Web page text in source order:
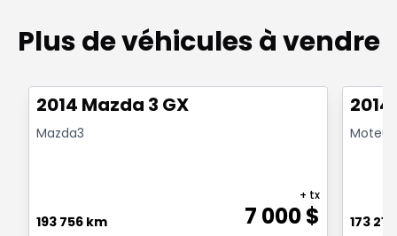
Plus de véhicules à vendre
2014 Mazda 3 GX
Mazda3
193 756 km 7 000$
+ tx
173